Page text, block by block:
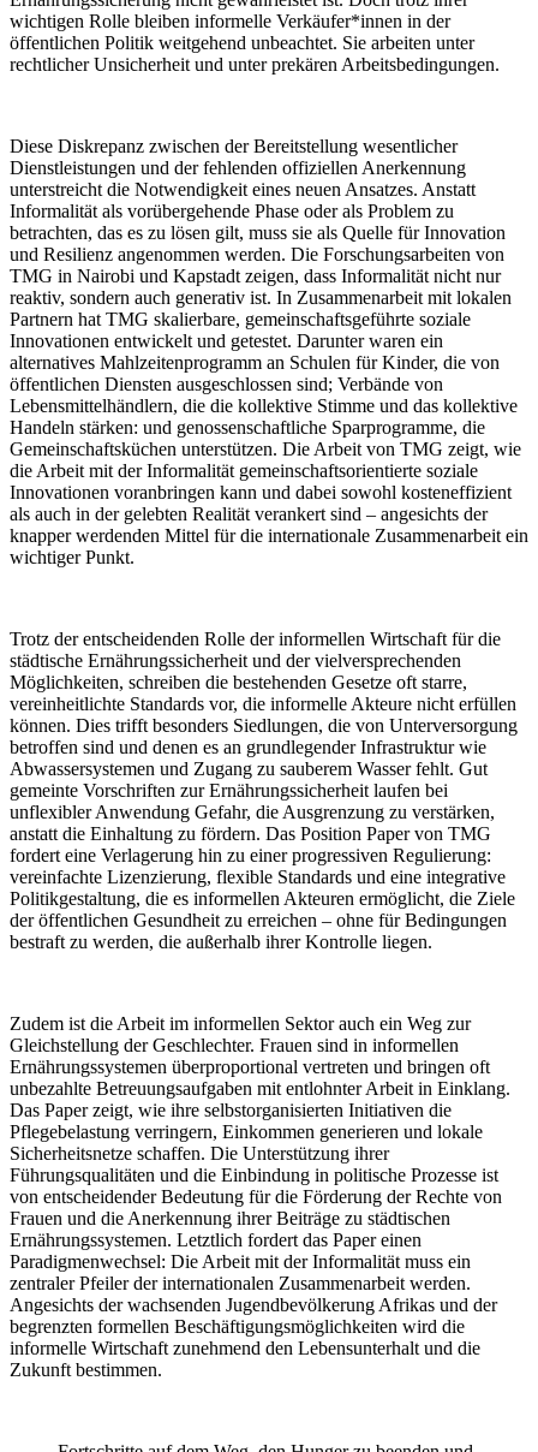
wichtigen Rolle bleiben informelle Verkäufer*innen in der
öffentlichen Politik weitgehend unbeachtet. Sie arbeiten unter
rechtlicher Unsicherheit und unter prekären Arbeitsbedingungen.
Diese Diskrepanz zwischen der Bereitstellung wesentlicher
Dienstleistungen und der fehlenden offiziellen Anerkennung
unterstreicht die Notwendigkeit eines neuen Ansatzes. Anstatt
Informalität als vorübergehende Phase oder als Problem zu
betrachten, das es zu lösen gilt, muss sie als Quelle für Innovation
und Resilienz angenommen werden. Die Forschungsarbeiten von
TMG in Nairobi und Kapstadt zeigen, dass Informalität nicht nur
reaktiv, sondern auch generativ ist. In Zusammenarbeit mit lokalen
Partnern hat TMG skalierbare, gemeinschaftsgeführte soziale
Innovationen entwickelt und getestet. Darunter waren ein
alternatives Mahlzeitenprogramm an Schulen für Kinder, die von
öffentlichen Diensten ausgeschlossen sind; Verbände von
Lebensmittelhändlern, die die kollektive Stimme und das kollektive
Handeln stärken: und genossenschaftliche Sparprogramme, die
Gemeinschaftsküchen unterstützen. Die Arbeit von TMG zeigt, wie
die Arbeit mit der Informalität gemeinschaftsorientierte soziale
Innovationen voranbringen kann und dabei sowohl kosteneffizient
als auch in der gelebten Realität verankert sind – angesichts der
knapper werdenden Mittel für die internationale Zusammenarbeit ein
wichtiger Punkt.
Trotz der entscheidenden Rolle der informellen Wirtschaft für die
städtische Ernährungssicherheit und der vielversprechenden
Möglichkeiten, schreiben die bestehenden Gesetze oft starre,
vereinheitlichte Standards vor, die informelle Akteure nicht erfüllen
können. Dies trifft besonders Siedlungen, die von Unterversorgung
betroffen sind und denen es an grundlegender Infrastruktur wie
Abwassersystemen und Zugang zu sauberem Wasser fehlt. Gut
gemeinte Vorschriften zur Ernährungssicherheit laufen bei
unflexibler Anwendung Gefahr, die Ausgrenzung zu verstärken,
anstatt die Einhaltung zu fördern. Das Position Paper von TMG
fordert eine Verlagerung hin zu einer progressiven Regulierung:
vereinfachte Lizenzierung, flexible Standards und eine integrative
Politikgestaltung, die es informellen Akteuren ermöglicht, die Ziele
der öffentlichen Gesundheit zu erreichen – ohne für Bedingungen
bestraft zu werden, die außerhalb ihrer Kontrolle liegen.
Zudem ist die Arbeit im informellen Sektor auch ein Weg zur
Gleichstellung der Geschlechter. Frauen sind in informellen
Ernährungssystemen überproportional vertreten und bringen oft
unbezahlte Betreuungsaufgaben mit entlohnter Arbeit in Einklang.
Das Paper zeigt, wie ihre selbstorganisierten Initiativen die
Pflegebelastung verringern, Einkommen generieren und lokale
Sicherheitsnetze schaffen. Die Unterstützung ihrer
Führungsqualitäten und die Einbindung in politische Prozesse ist
von entscheidender Bedeutung für die Förderung der Rechte von
Frauen und die Anerkennung ihrer Beiträge zu städtischen
Ernährungssystemen. Letztlich fordert das Paper einen
Paradigmenwechsel: Die Arbeit mit der Informalität muss ein
zentraler Pfeiler der internationalen Zusammenarbeit werden.
Angesichts der wachsenden Jugendbevölkerung Afrikas und der
begrenzten formellen Beschäftigungsmöglichkeiten wird die
informelle Wirtschaft zunehmend den Lebensunterhalt und die
Zukunft bestimmen.